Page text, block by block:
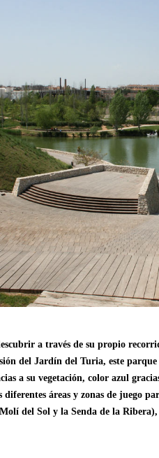
a través de su propio
del Jardín del Turia, este
a su vegetación, color azul
diferentes áreas y zonas de juego
del Sol y la Senda de la